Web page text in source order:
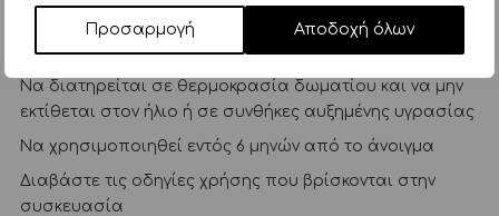
Προσαρμογή Αποδοχή όλων
· Ιδανικό για μοτοσικλέτες, ποδήλατα
Να διατηρείται σε θερμοκρασία δωματίου και να μην
εκτίθεται στον ήλιο ή σε συνθήκες αυξημένης υγρασίας
Να χρησιμοποιηθεί εντός 6 μηνών από το άνοιγμα
Διαβάστε τις οδηγίες χρήσης που βρίσκονται στην
συσκευασία